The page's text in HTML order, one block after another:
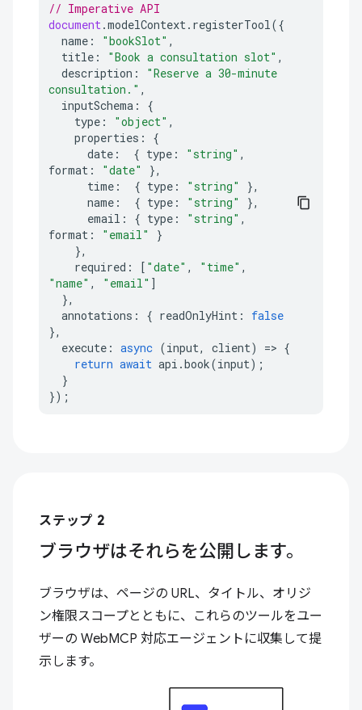
// Imperative API
document.modelContext. registerTool({
name : "bookSlot" ,
title : "Book a consultation slot" ,
description :
"Reserve a 30-minute
consultation." ,
inputSchema :
{
type : "object" ,
properties :
{
date : { type : "string" ,
format : "date"
},
time : { type : "string"
},
name : { type : "string"
},
email : { type : "string" ,
format : "email"
}
},
required : [ "date" , "time" ,
"name" , "email" ]
},
annotations : { readOnlyHint :
false
},
execute : async (input, client) => {
return await api .book(input);
}
});
ステップ 2
ブラウザはそれらを公開します。
ブラウザは、ページの URL、タイトル、オリジ
ン権限スコープとともに、これらのツールをユー
ザーの WebMCP 対応エージェントに収集して提
示します。